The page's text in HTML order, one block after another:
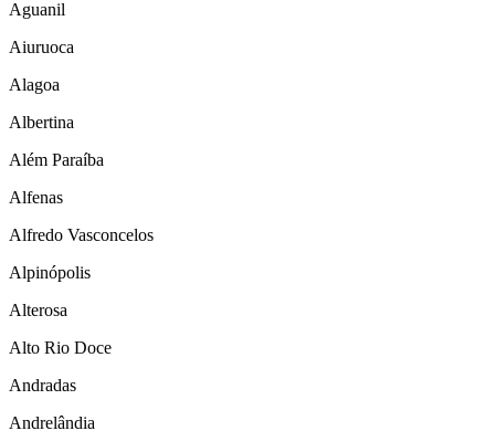
Aguanil
Aiuruoca
Alagoa
Albertina
Além Paraíba
Alfenas
Alfredo Vasconcelos
Alpinópolis
Alterosa
Alto Rio Doce
Andradas
Andrelândia